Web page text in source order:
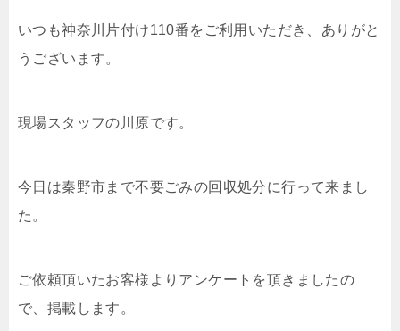
いつも神奈川片付け110番をご利用いただき、ありがと
うございます。
現場スタッフの川原です。
今日は秦野市まで不要ごみの回収処分に行って来まし
た。
ご依頼頂いたお客様よりアンケートを頂きましたの
で、掲載します。